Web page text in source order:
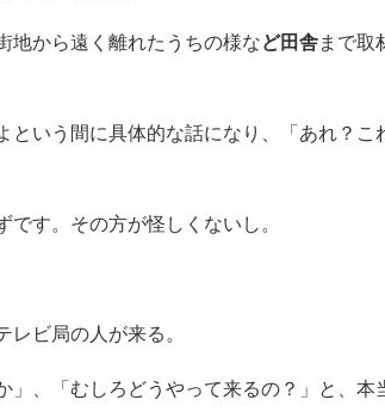
地から遠く離れたうちの様など田舎まで取
いう間に具体的な話になり、「あれ？
す。その方が怪しくないし。
ビ局の人が来る。
、「むしろどうやって来るの？」と、本